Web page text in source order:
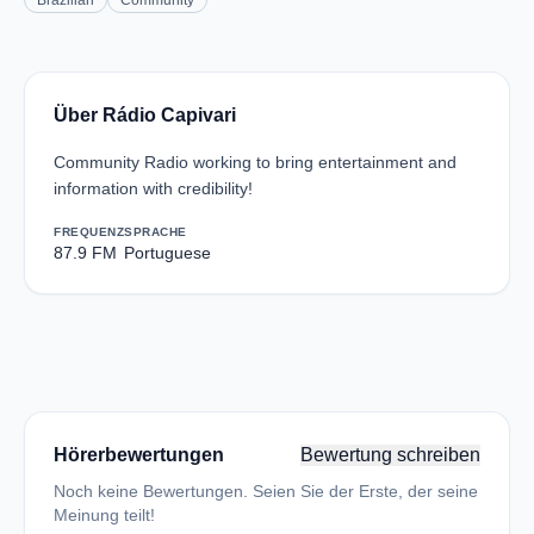
Über Rádio Capivari
Community Radio working to bring entertainment and
information with credibility!
FREQUENZ
87.9 FM
SPRACHE
Portuguese
Hörerbewertungen Bewertung schreiben
Noch keine Bewertungen. Seien Sie der Erste, der seine
Meinung teilt!